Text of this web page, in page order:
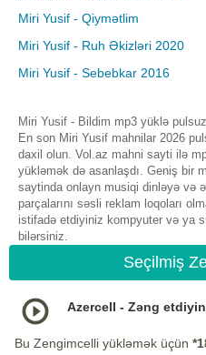
Miri Yusif - Qiymətlim
Miri Yusif - Ruh Əkizləri 2020
Miri Yusif - Sebebkar 2016
Miri Yusif - Bildim mp3 yüklə
En son Miri Yusif mahnilar 2026
daxil olun. Vol.az mahni sayti ilə
yükləmək də asanlaşdı. Geniş bir
saytinda onlayn musiqi dinləyə və
parçalarını səsli reklam loqoları
istifadə etdiyiniz kompyuter və ya
bilərsiniz.
Seçilmiş
Azercell - Zəng
Bu Zengimcelli yükləmək üçün